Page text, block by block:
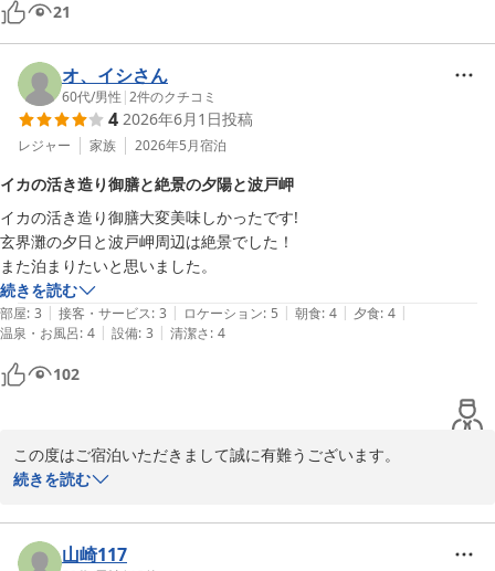
21
オ、イシさん
60代/男性 |2件のクチコミ
4 2026年6月1日投稿
レジャー 家族 2026年5月宿泊
イカの活き造り御膳と絶景の夕陽と波戸岬
イカの活き造り御膳大変美味しかったです!
玄界灘の夕日と波戸岬周辺は絶景でした！
続きを読む
部屋: 3 | 接客・サービス: 3 | ロケーション: 5 | 朝食: 4 | 夕食: 4 |
温泉・お風呂: 4 | 設備: 3 | 清潔さ: 4
102
この度はご宿泊いただきまして誠に有難うございます。
素敵なお写真を投稿してくださり大変嬉しく拝見いたしました。
お客様のまたのお越しをスタッフ一同心よりお待ちしております。
ご感想いただきましてありがとうございます。
続きを読む
山崎117